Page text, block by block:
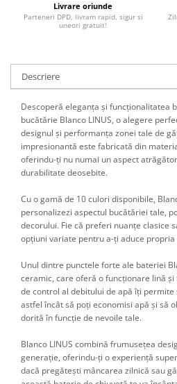
Livrare oriunde
Parteneri DPD, livram rapid, sigur si
uneori gratuit!
Descriere
Descoperă eleganța și funcționalitatea
bucătărie Blanco LINUS, o alegere
designul și performanța zonei tale de
impresionantă este fabricată din
oferindu-ți nu numai un aspect
durabilitate deosebite.
Cu o gamă de 10 culori disponibile,
personalizezi aspectul bucătăriei tale,
decorului. Fie că preferi nuanțe clasice
opțiuni variate pentru a-ți aduce
Unul dintre punctele forte ale bateriei
ceramic, care oferă o funcționare lină
de control al debitului de apă îți
astfel încât să poți economisi apă și să
dorită în funcție de nevoile tale.
Blanco LINUS combină frumusețea
generație, oferindu-ți o experiență
dacă pregătești mâncarea zilnică sau